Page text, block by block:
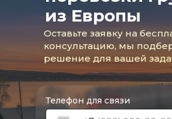
Телефон для связи
из Европы
Оставьте заявку на
консультацию, мы
решение для вашей